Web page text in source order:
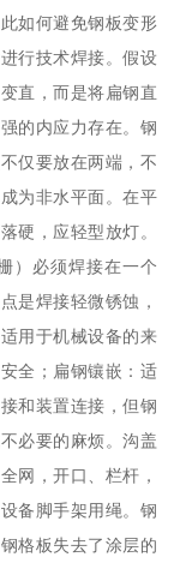
如何避免钢板变形
行技术焊接。假设
直，而是将扁钢直
的内应力存在。钢
仅要放在两端，不
为非水平面。在平
硬，应轻型放灯。
）必须焊接在一个
是焊接轻微锈蚀，
用于机械设备的来
全；扁钢镶嵌：适
和装置连接，但钢
必要的麻烦。沟盖
网，开口、栏杆，
备脚手架用绳。钢
格板失去了涂层的